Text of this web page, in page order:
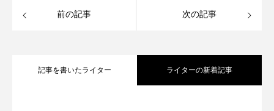
前の記事 次の記事
記事を書いたライター ライターの新着記事